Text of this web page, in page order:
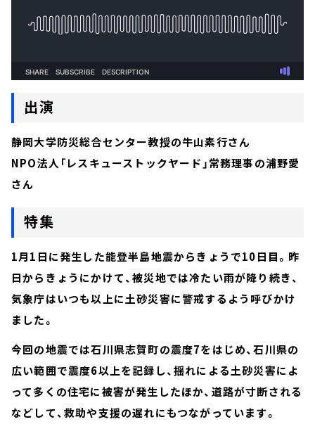
出演
静岡大学防災総合センター教授の牛山素行さん
NPO法人「レスキューストックヤード」常務理事の浦野愛
さん
特集
1月1日に発生した能登半島地震からきょうで10日目。昨
日からきょうにかけて、被災地では冷たい雨が降り続き、
気象庁はいつも以上に土砂災害に警戒するよう呼びかけ
ました。
今回の地震では石川県志賀町の震度7をはじめ、石川県の
広い範囲で震度6以上を記録し、揺れによる土砂災害によ
って多くの住宅に被害が発生したほか、道路が寸断される
などして、救助や支援の遅れにもつながっています。